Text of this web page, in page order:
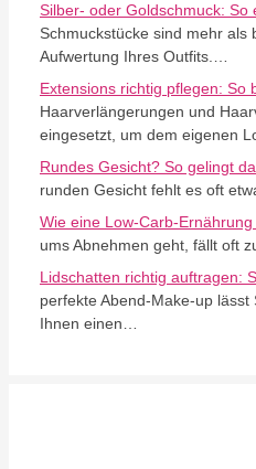
Silber- oder Goldschmuck: So
Schmuckstücke sind mehr als
Aufwertung Ihres Outfits.…
Extensions richtig pflegen: So
Haarverlängerungen und
eingesetzt, um dem eigenen
Rundes Gesicht? So gelingt
runden Gesicht fehlt es oft
Wie eine Low-Carb-
ums Abnehmen geht, fällt oft
Lidschatten richtig auftragen:
perfekte Abend-Make-up
Ihnen einen…